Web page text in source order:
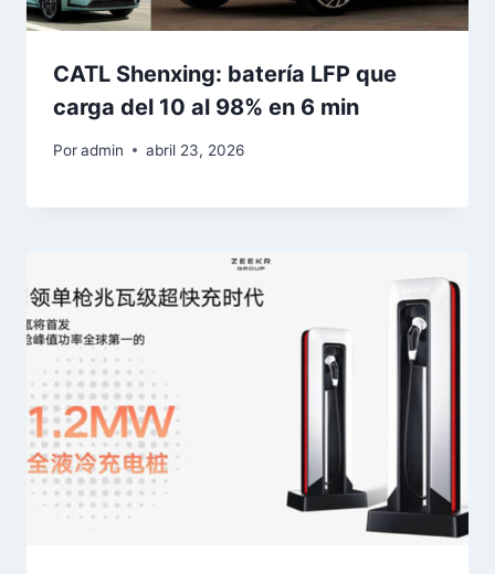
CATL Shenxing: batería LFP que
carga del 10 al 98% en 6 min
Poradmin abril 23, 2026